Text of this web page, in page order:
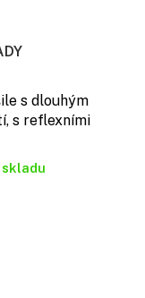
s dlouhým
s reflexními